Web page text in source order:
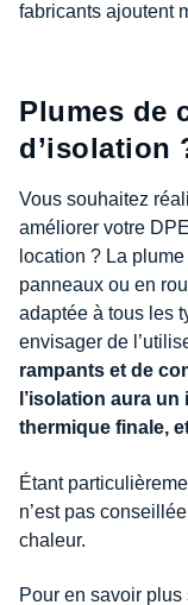
fabricants ajoutent
Plumes de
d’isolation
Vous souhaitez
améliorer votre
location ? La
panneaux ou en
adaptée à tous les
envisager de
rampants et de
l’isolation aura
thermique finale,
Étant
n’est pas
chaleur.
Pour en savoir plus